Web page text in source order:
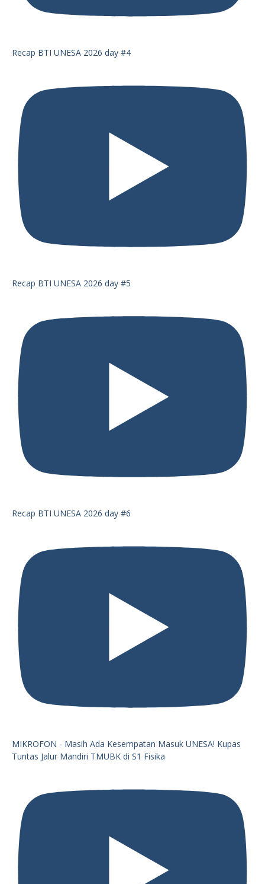
Recap BTI UNESA 2026 day #4
Recap BTI UNESA 2026 day #5
Recap BTI UNESA 2026 day #6
MIKROFON - Masih Ada Kesempatan Masuk UNESA! Kupas
Tuntas Jalur Mandiri TMUBK di S1 Fisika